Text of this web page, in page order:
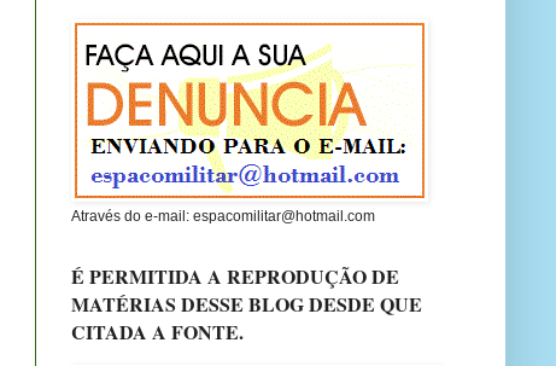
Através do e-mail: espacomilitar@hotmail.com
É PERMITIDA A REPRODUÇÃO DE
MATÉRIAS DESSE BLOG DESDE QUE
CITADA A FONTE.